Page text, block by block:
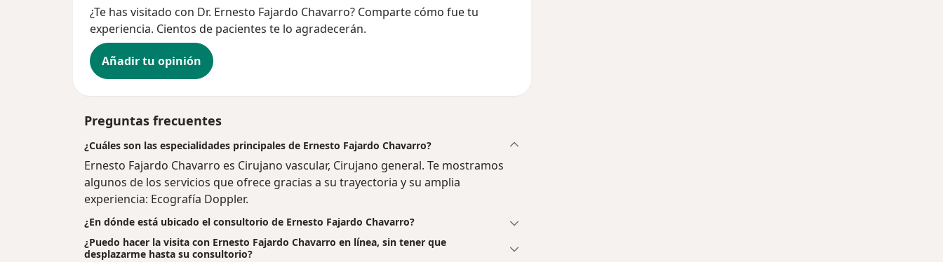
¿Te has visitado con Dr. Ernesto Fajardo Chavarro? Comparte cómo fue tu
experiencia. Cientos de pacientes te lo agradecerán.
Añadir tu opinión
Preguntas frecuentes
¿Cuáles son las especialidades principales de Ernesto Fajardo Chavarro?
Ernesto Fajardo Chavarro es Cirujano vascular, Cirujano general. Te mostramos
algunos de los servicios que ofrece gracias a su trayectoria y su amplia
experiencia: Ecografía Doppler.
¿En dónde está ubicado el consultorio de Ernesto Fajardo Chavarro?
¿Puedo hacer la visita con Ernesto Fajardo Chavarro en línea, sin tener que
desplazarme hasta su consultorio?